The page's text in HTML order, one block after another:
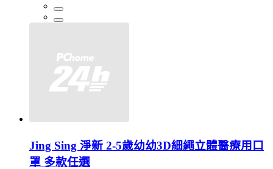
Jing Sing 淨新 2-5歲幼幼3D細繩立體醫療用口
罩 多款任選